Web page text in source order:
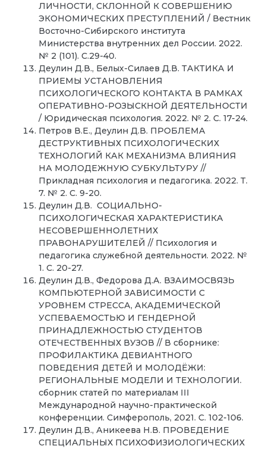
ЛИЧНОСТИ, СКЛОННОЙ К СОВЕРШЕНИЮ
ЭКОНОМИЧЕСКИХ ПРЕСТУПЛЕНИЙ / Вестник
Восточно-Сибирского института
Министерства внутренних дел России. 2022.
№ 2 (101). С.29-40.
Деулин Д.В., Белых-Силаев Д.В. ТАКТИКА И
ПРИЕМЫ УСТАНОВЛЕНИЯ
ПСИХОЛОГИЧЕСКОГО КОНТАКТА В РАМКАХ
ОПЕРАТИВНО-РОЗЫСКНОЙ ДЕЯТЕЛЬНОСТИ
/ Юридическая психология. 2022. № 2. С. 17-24.
Петров В.Е., Деулин Д.В. ПРОБЛЕМА
ДЕСТРУКТИВНЫХ ПСИХОЛОГИЧЕСКИХ
ТЕХНОЛОГИЙ КАК МЕХАНИЗМА ВЛИЯНИЯ
НА МОЛОДЕЖНУЮ СУБКУЛЬТУРУ //
Прикладная психология и педагогика. 2022. Т.
7. № 2. С. 9-20.
Деулин Д.В. СОЦИАЛЬНО-
ПСИХОЛОГИЧЕСКАЯ ХАРАКТЕРИСТИКА
НЕСОВЕРШЕННОЛЕТНИХ
ПРАВОНАРУШИТЕЛЕЙ // Психология и
педагогика служебной деятельности. 2022. №
1. С. 20-27.
Деулин Д.В., Федорова Д.А. ВЗАИМОСВЯЗЬ
КОМПЬЮТЕРНОЙ ЗАВИСИМОСТИ С
УРОВНЕМ СТРЕССА, АКАДЕМИЧЕСКОЙ
УСПЕВАЕМОСТЬЮ И ГЕНДЕРНОЙ
ПРИНАДЛЕЖНОСТЬЮ СТУДЕНТОВ
ОТЕЧЕСТВЕННЫХ ВУЗОВ // В сборнике:
ПРОФИЛАКТИКА ДЕВИАНТНОГО
ПОВЕДЕНИЯ ДЕТЕЙ И МОЛОДЁЖИ:
РЕГИОНАЛЬНЫЕ МОДЕЛИ И ТЕХНОЛОГИИ.
сборник статей по материалам III
Международной научно-практической
конференции. Симферополь, 2021. С. 102-106.
Деулин Д.В., Аникеева Н.В. ПРОВЕДЕНИЕ
СПЕЦИАЛЬНЫХ ПСИХОФИЗИОЛОГИЧЕСКИХ